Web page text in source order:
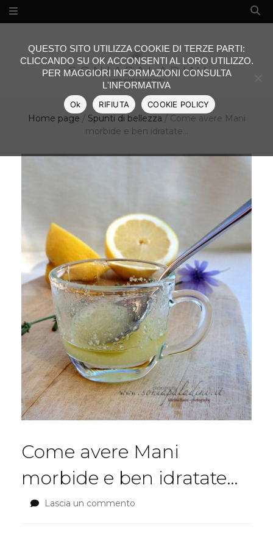
Home page / Spunti di bellezza / Come avere Mani
morbide e ben idratate…
Come avere Mani
morbide e ben idratate…
Lascia un commento
QUESTO SITO UTILIZZA COOKIE DI TERZE PARTI:
CLICCANDO SU OK ACCONSENTI AL LORO UTILIZZO.
PER MAGGIORI INFORMAZIONI CONSULTA
L'INFORMATIVA
Ok RIFIUTA COOKIE POLICY